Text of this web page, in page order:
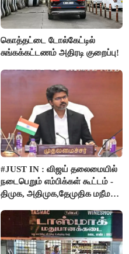
கொத்தட்டை டோல்கேட்டில்
சுங்கக்கட்டணம் அதிரடி குறைப்பு!
#JUST IN : விஜய் தலைமையில்
நடைபெறும் எம்பிக்கள் கூட்டம் -
திமுக, அதிமுக,தேமுதிக மநீம